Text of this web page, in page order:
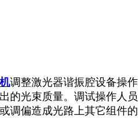
调整激光器谐振腔设备操
的光束质量。调试操作人
调偏造成光路上其它组件的